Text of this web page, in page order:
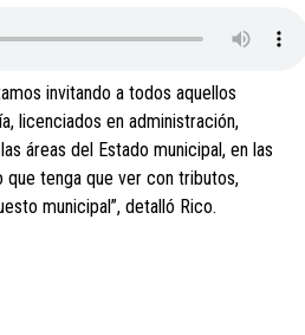
invitando a todos aquellos
licenciados en administración,
áreas del Estado municipal, en las
que tenga que ver con tributos,
municipal”, detalló Rico.